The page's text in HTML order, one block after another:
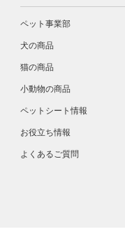
ペット事業部
犬の商品
猫の商品
小動物の商品
ペットシート情報
お役立ち情報
よくあるご質問